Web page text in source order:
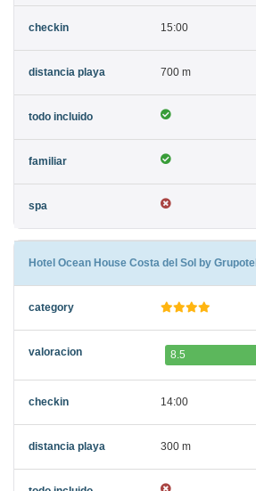
15:00
700 m
Hotel Ocean House Costa del Sol by Grupotel
8.5
14:00
300 m